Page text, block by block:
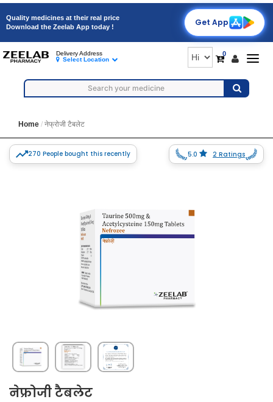
Quality medicines at their real price
Download the Zeelab App today !
Get App
0
Delivery Address
Select Location
Home नेफ्रोजी टैबलेट
270 People bought this recently 5.0 2 Ratings
नेफ्रोजी टैबलेट